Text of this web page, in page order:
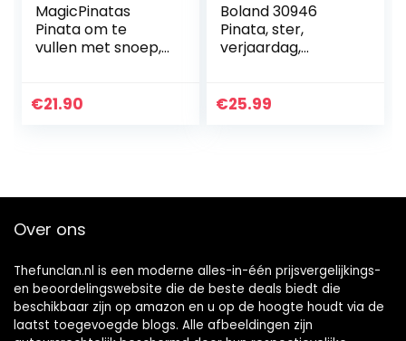
MagicPinatas
Pinata om te
vullen met snoep,
spel, cadeau-idee,
€21.90
Boland 30946
Pinata, ster,
verjaardag,
decoratie,
€25.99
Over ons
Thefunclan.nl is een moderne alles-in-één prijsvergelijkings-
en beoordelingswebsite die de beste deals biedt die
beschikbaar zijn op amazon en u op de hoogte houdt via de
laatst toegevoegde blogs. Alle afbeeldingen zijn